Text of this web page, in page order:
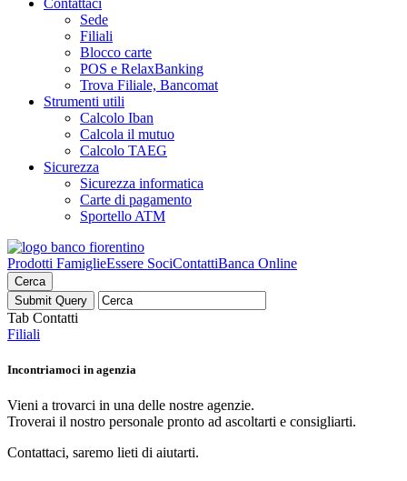
Contattaci
Sede
Filiali
Blocco carte
POS e RelaxBanking
Trova Filiale, Bancomat
Strumenti utili
Calcolo Iban
Calcola il mutuo
Calcolo TAEG
Sicurezza
Sicurezza informatica
Carte di pagamento
Sportello ATM
Prodotti FamiglieEssere SociContattiBanca Online
Cerca
Tab Contatti
Filiali
Incontriamoci in agenzia
Vieni a trovarci in una delle nostre agenzie.
Troverai il nostro personale pronto ad ascoltarti e consigliarti.
Contattaci, saremo lieti di aiutarti.